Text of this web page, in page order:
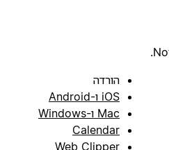
הורדה
iOS ו-Android
Mac ו-Windows
Calendar
Web Clipper